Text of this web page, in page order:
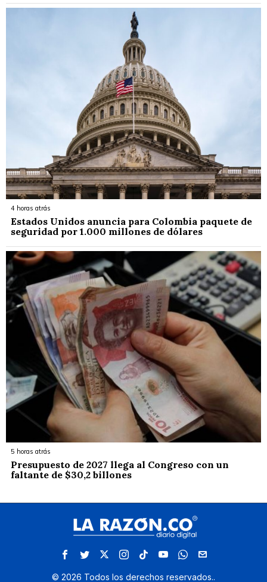
4 horas atrás
Estados Unidos anuncia para Colombia paquete de
seguridad por 1.000 millones de dólares
5 horas atrás
Presupuesto de 2027 llega al Congreso con un
faltante de $30,2 billones
© 2026 Todos los derechos reservados..